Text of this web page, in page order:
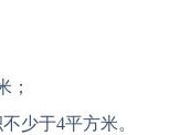
；
少于4平方米。